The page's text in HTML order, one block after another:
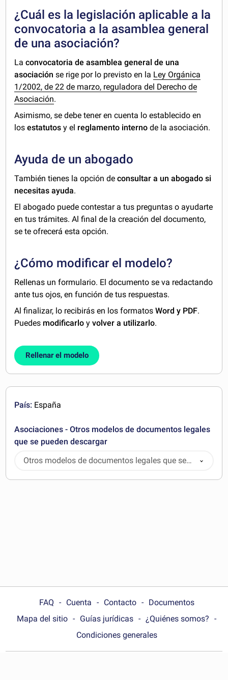
¿Cuál es la legislación aplicable a la
convocatoria a la asamblea general
de una asociación?
Laconvocatoria de asamblea general de una
asociaciónse rige por lo previsto en la Ley Orgánica
1/2002, de 22 de marzo, reguladora del Derecho de
Asociación.
Asimismo, se debe tener en cuenta lo establecido en
los estatutos y el reglamento interno de la asociación.
Ayuda de un abogado
También tienes la opción deconsultar a un abogado si
necesitas ayuda.
El abogado puede contestar a tus preguntas o ayudarte
en tus trámites. Al final de la creación del documento,
se te ofrecerá esta opción.
¿Cómo modificar el modelo?
Rellenas un formulario. El documento se va redactando
ante tus ojos, en función de tus respuestas.
Al finalizar, lo recibirás en los formatosWord y PDF.
Puedes modificarlo yvolver a utilizarlo.
Rellenar el modelo
País: España
Asociaciones - Otros modelos de documentos legales
que se pueden descargar
Otros modelos de documentos legales que se
pueden descargar
FAQ Cuenta Contacto
Documentos
Mapa del sitio
Guías jurídicas
¿Quiénes somos?
Condiciones generales